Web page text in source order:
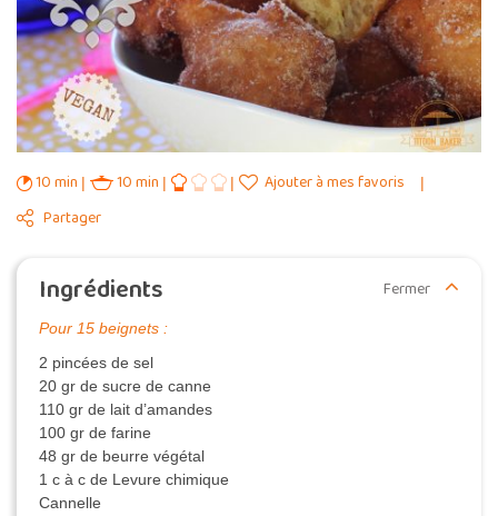
10 min 10 min
Ajouter à mes favoris
Partager
Ingrédients Fermer
Pour 15 beignets :
2 pincées de sel
20 gr de sucre de canne
110 gr de lait d’amandes
100 gr de farine
48 gr de beurre végétal
1 c à c de Levure chimique
Cannelle